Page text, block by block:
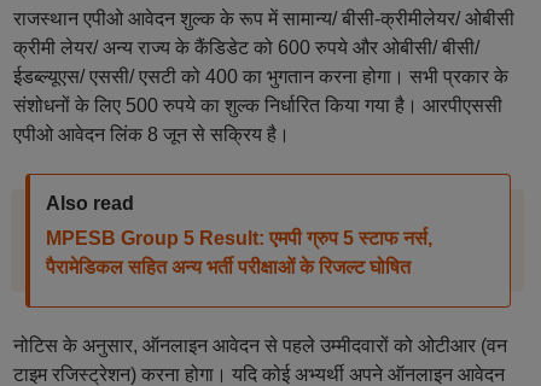
राजस्थान एपीओ आवेदन शुल्क के रूप में सामान्य/ बीसी-क्रीमीलेयर/ ओबीसी
क्रीमी लेयर/ अन्य राज्य के कैंडिडेट को 600 रुपये और ओबीसी/ बीसी/
ईडब्ल्यूएस/ एससी/ एसटी को 400 का भुगतान करना होगा। सभी प्रकार के
संशोधनों के लिए 500 रुपये का शुल्क निर्धारित किया गया है। आरपीएससी
एपीओ आवेदन लिंक 8 जून से सक्रिय है।
Also read
MPESB Group 5 Result: एमपी ग्रुप 5 स्टाफ नर्स,
पैरामेडिकल सहित अन्य भर्ती परीक्षाओं के रिजल्ट घोषित
नोटिस के अनुसार, ऑनलाइन आवेदन से पहले उम्मीदवारों को ओटीआर (वन
टाइम रजिस्ट्रेशन) करना होगा। यदि कोई अभ्यर्थी अपने ऑनलाइन आवेदन